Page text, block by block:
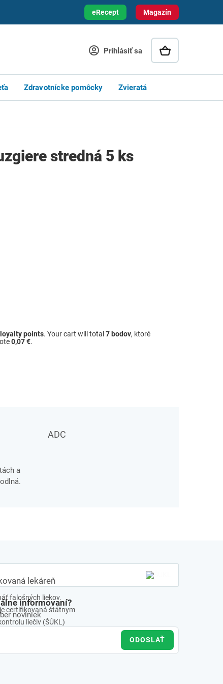
Magazín
eRecept
Prihlásiť sa
Zdravotnícke pomôcky Zvieratá
stredná 5 ks
loyalty points. Your cart will total 7 bodov, ktoré
0,07 €.
ADC
a
lekáreň
falošných liekov.
certifikovaná štátnym
liečiv (ŠÚKL)
informovaní?
noviniek
ODOSLAŤ